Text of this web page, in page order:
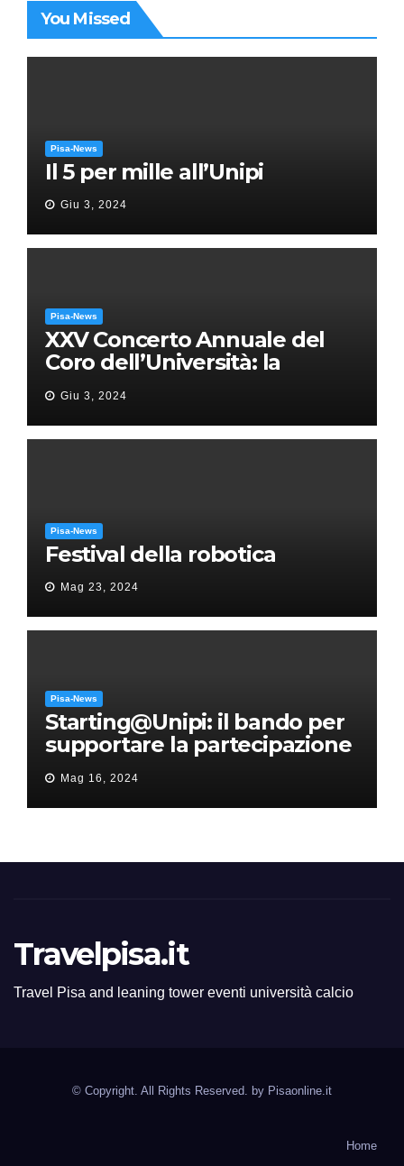
You Missed
Pisa-News
Il 5 per mille all’Unipi
Giu 3, 2024
Pisa-News
XXV Concerto Annuale del
Coro dell’Università: la
“Messa in gloria” di Giacomo
Puccini
Giu 3, 2024
Pisa-News
Festival della robotica
Mag 23, 2024
Pisa-News
Starting@Unipi: il bando per
supportare la partecipazione
all’ERC Starting Grant
Mag 16, 2024
Travelpisa.it
Travel Pisa and leaning tower eventi università calcio
© Copyright. All Rights Reserved. by Pisaonline.it
Home